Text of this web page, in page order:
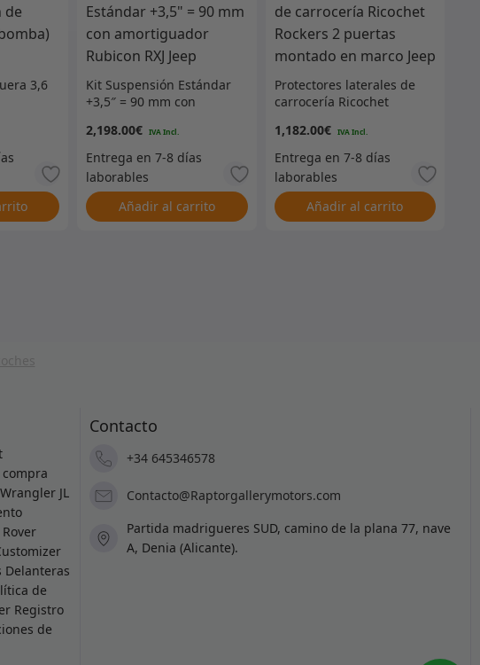
3,6
Kit Suspensión Estándar
+3,5″ = 90 mm con
RXJ Jeep
2,198.00€
Añadir al carrito
Protectores laterales de
carrocería Ricochet
montado en marco Jeep
1,182.00€
Añadir al carrito
JL
Delanteras
de
Registro
de
Contacto
+34 645346578
Contacto@Raptorgallerymotors.com
Partida madrigueres SUD, camino de la plana 77, nave
A, Denia (Alicante).